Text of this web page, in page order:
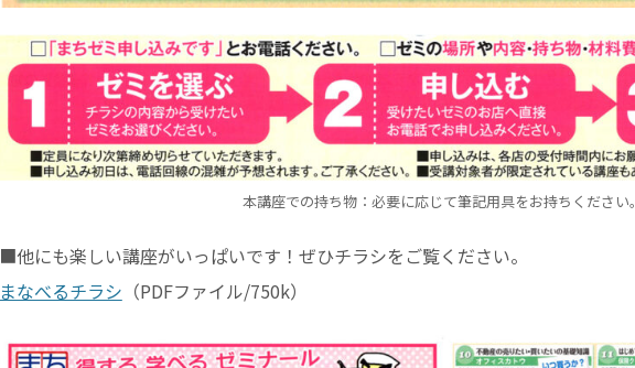
本講座での持ち物：必要に応じて筆記用具をお持ちください。
■他にも楽しい講座がいっぱいです！ぜひチラシをご覧ください。
まなべるチラシ （PDFファイル/750k）